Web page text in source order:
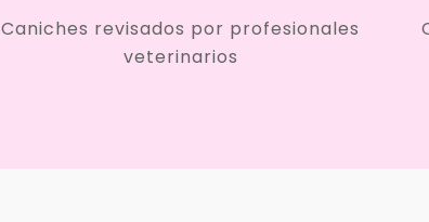
Caniches revisados por profesionales
veterinarios